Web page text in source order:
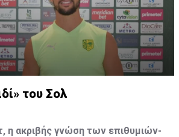
του Σολ
η ακριβής γνώση των επιθυμιών-